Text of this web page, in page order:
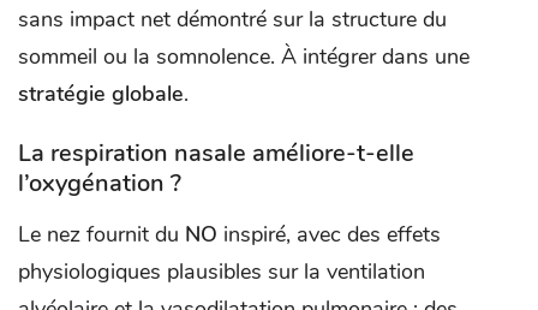
sans impact net démontré sur la structure du
sommeil ou la somnolence. À intégrer dans une
stratégie globale.
La respiration nasale améliore-t-elle
l’oxygénation ?
Le nez fournit du NO inspiré, avec des effets
physiologiques plausibles sur la ventilation